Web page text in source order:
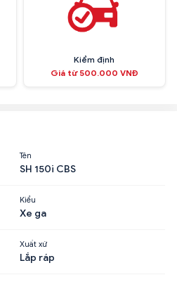
Kiểm định
Giá từ 500.000 VNĐ
Tên
SH 150i CBS
Kiểu
Xe ga
Xuất xứ
Lắp ráp